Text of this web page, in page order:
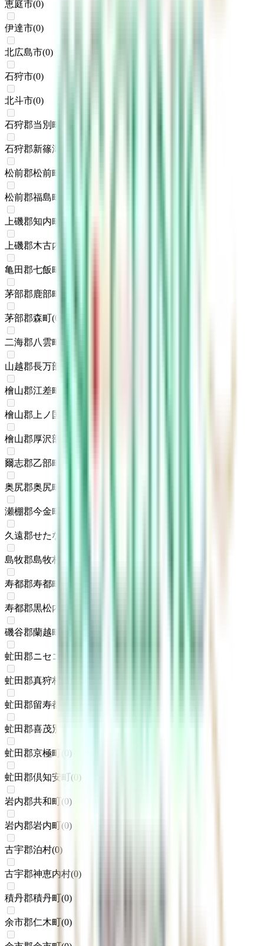
恵庭市(0)
伊達市(0)
北広島市(0)
石狩市(0)
北斗市(0)
石狩郡当別町
石狩郡新篠津村
松前郡松前町
松前郡福島町
上磯郡知内町
上磯郡木古内町
亀田郡七飯町
茅部郡鹿部町
茅部郡森町(0
二海郡八雲町
山越郡長万部町
檜山郡江差町
檜山郡上ノ国町
檜山郡厚沢部町
爾志郡乙部町
奥尻郡奥尻町
瀬棚郡今金町
久遠郡せたな町
島牧郡島牧村
寿都郡寿都町
寿都郡黒松内町
磯谷郡蘭越町
虻田郡ニセコ町
虻田郡真狩村
虻田郡留寿都村
虻田郡喜茂別町
虻田郡京極町 0)
虻田郡倶知安町(0)
岩内郡共和町 (0)
岩内郡岩内町(0)
古宇郡泊村(0)
古宇郡神恵内村(0)
積丹郡積丹町(0)
余市郡仁木町(0)